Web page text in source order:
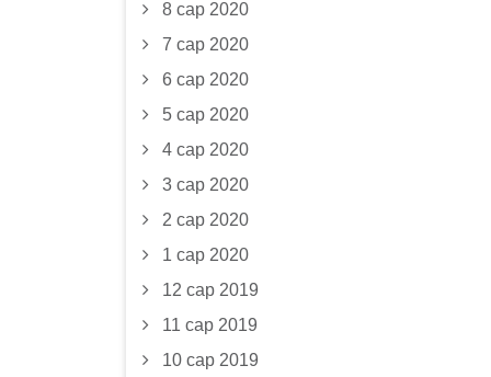
8 сар 2020
7 сар 2020
6 сар 2020
5 сар 2020
4 сар 2020
3 сар 2020
2 сар 2020
1 сар 2020
12 сар 2019
11 сар 2019
10 сар 2019